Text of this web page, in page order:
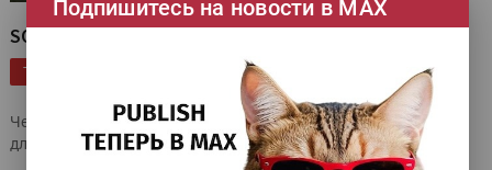
SOMA отпраздновала свое 30-летие
ТЕГИ Флексографская печать|Награды юбилей|
Чешская семейная компания-производитель флексомашин
для печати упаковки Soma отметила юбилей
Подпишитесь на новости в МАХ